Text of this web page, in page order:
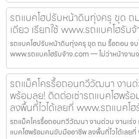
รถแบคโฮปรับหน้าดินทุ่งครุ ขุด ถ
เดียว เรียกใช้ www.รถแบคโฮรับ
รถแบคโฮปรับหน้าดินทุ่งครุ ขุด ถม รื้อถอน จบ
www.รถแบคโฮรับจ้าง.com — ไม่ว่าหน้างาน
รถแม็คโครรื้อถอนทวีวัฒนา งานด่
พร้อมลุย! ติดต่อเช่ารถแบคโฮพร้
ลงพื้นที่ไวได้เลยที่ www.รถแบคโ
รถแม็คโครรื้อถอนทวีวัฒนา งานด่วน งานเร่ง
แบคโฮพร้อมคนขับมืออาชีพ ลงพื้นที่ไวได้เลย